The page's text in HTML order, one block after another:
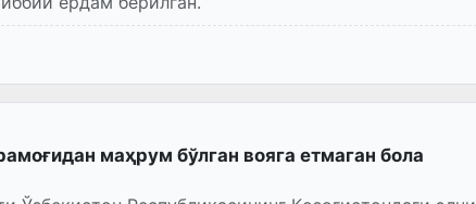
маҳрум бўлган вояга етмаган бола